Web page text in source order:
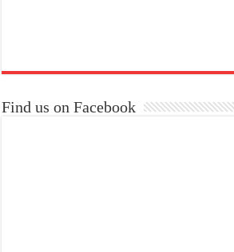
Find us on Facebook